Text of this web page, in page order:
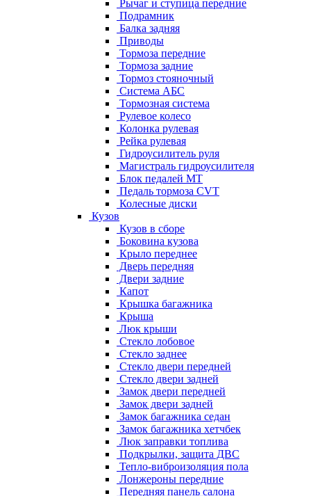
Рычаг и ступица передние
Подрамник
Балка задняя
Приводы
Тормоза передние
Тормоза задние
Тормоз стояночный
Система АБС
Тормозная система
Рулевое колесо
Колонка рулевая
Рейка рулевая
Гидроусилитель руля
Магистраль гидроусилителя
Блок педалей МТ
Педаль тормоза CVT
Колесные диски
Кузов
Кузов в сборе
Боковина кузова
Крыло переднее
Дверь передняя
Двери задние
Капот
Крышка багажника
Крыша
Люк крыши
Стекло лобовое
Стекло заднее
Стекло двери передней
Стекло двери задней
Замок двери передней
Замок двери задней
Замок багажника седан
Замок багажника хетчбек
Люк заправки топлива
Подкрылки, защита ДВС
Тепло-виброизоляция пола
Лонжероны передние
Передняя панель салона